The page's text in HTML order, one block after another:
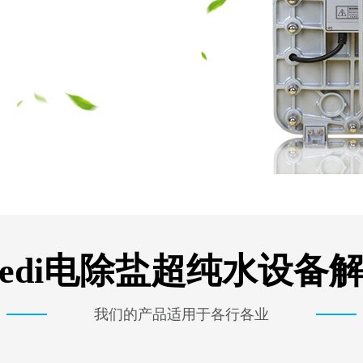
电除盐超纯水设备
我们的产品适用于各行各业